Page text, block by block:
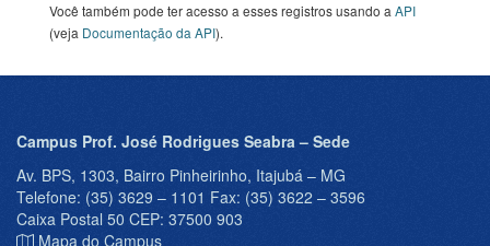
Você também pode ter acesso a esses registros usando a API
(veja Documentação da API).
Campus Prof. José Rodrigues Seabra – Sede
Av. BPS, 1303, Bairro Pinheirinho, Itajubá – MG
Telefone: (35) 3629 – 1101 Fax: (35) 3622 – 3596
Caixa Postal 50 CEP: 37500 903
Mapa do Campus